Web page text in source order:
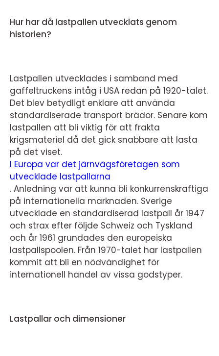
Hur har då lastpallen utvecklats genom
historien?
Lastpallen utvecklades i samband med
gaffeltruckens intåg i USA redan på 1920-talet.
Det blev betydligt enklare att använda
standardiserade transport brädor. Senare kom
lastpallen att bli viktig för att frakta
krigsmateriel då det gick snabbare att lasta
på det viset.
I Europa var det järnvägsföretagen som
utvecklade lastpallarna
. Anledning var att kunna bli konkurrenskraftiga
på internationella marknaden. Sverige
utvecklade en standardiserad lastpall år 1947
och strax efter följde Schweiz och Tyskland
och år 1961 grundades den europeiska
lastpallspoolen. Från 1970-talet har lastpallen
kommit att bli en nödvändighet för
internationell handel av vissa godstyper.
Lastpallar och dimensioner